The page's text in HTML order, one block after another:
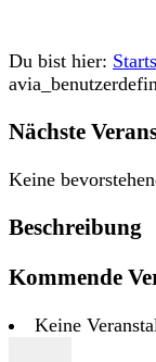
Du bist hier:
Nächste
Keine
Beschreibung
Kommende
Keine